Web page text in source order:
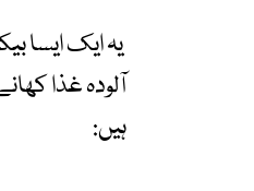
یہ ایک ایسا
آلودہ غذا
ہیں: